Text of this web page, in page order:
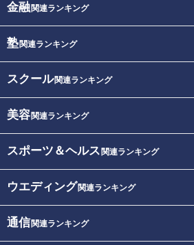
金融関連ランキング
塾関連ランキング
スクール関連ランキング
美容関連ランキング
スポーツ＆ヘルス 関連ランキング
ウエディング関連ランキング
通信関連ランキング